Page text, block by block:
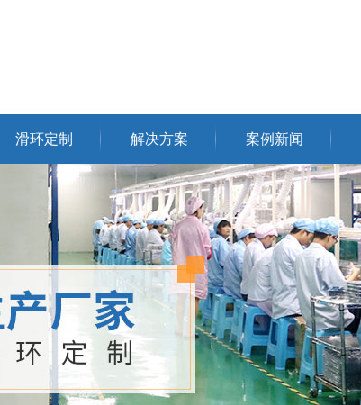
滑环定制 解决方案 案例新闻